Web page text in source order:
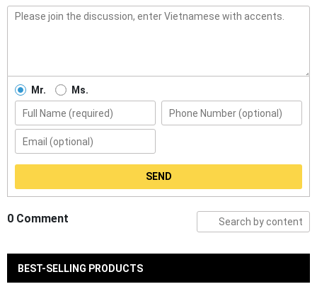
Mr. Ms.
SEND
0 Comment
BEST-SELLING PRODUCTS